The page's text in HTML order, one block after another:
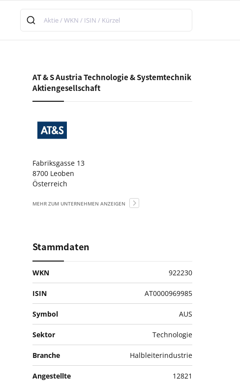
AT & S Austria Technologie & Systemtechnik
Aktiengesellschaft
Fabriksgasse 13
8700 Leoben
Österreich
MEHR ZUM UNTERNEHMEN ANZEIGEN
Stammdaten
WKN 922230
ISIN AT0000969985
Symbol AUS
Sektor Technologie
Branche Halbleiterindustrie
Angestellte 12821